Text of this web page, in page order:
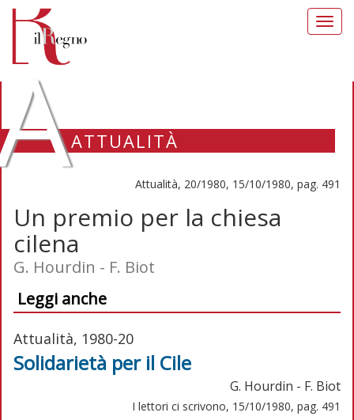
ATTUALITÀ
Attualità, 20/1980, 15/10/1980, pag. 491
Un premio per la chiesa
cilena
G. Hourdin - F. Biot
Leggi anche
Attualità, 1980-20
Solidarietà per il Cile
G. Hourdin - F. Biot
I lettori ci scrivono, 15/10/1980, pag. 491